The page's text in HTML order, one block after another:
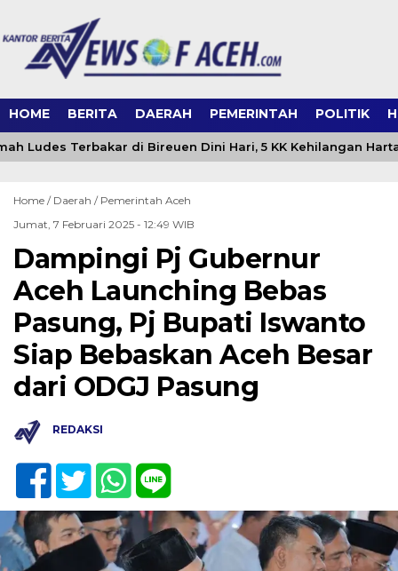
HOME BERITA DAERAH PEMERINTAH POLITIK
Ludes Terbakar di Bireuen Dini Hari, 5 KK Kehilangan Harta
Home / Daerah / Pemerintah Aceh
Jumat, 7 Februari 2025 - 12:49 WIB
Dampingi Pj Gubernur
Aceh Launching Bebas
Pasung, Pj Bupati Iswanto
Siap Bebaskan Aceh Besar
dari ODGJ Pasung
REDAKSI